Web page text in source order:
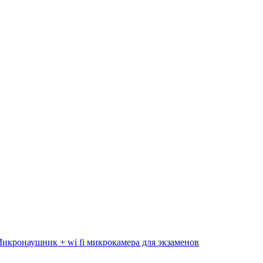
+ wi fi микрокамера для экзаменов